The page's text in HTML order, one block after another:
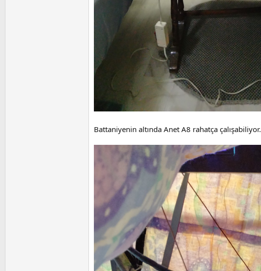
Battaniyenin altında Anet A8 rahatça çalışabiliyor.